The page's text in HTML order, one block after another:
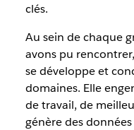
clés.
Au sein de chaque
avons pu
se développe et
domaines. Elle
de travail, de
génère des